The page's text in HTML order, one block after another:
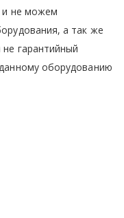
и не можем
а так же
гарантийный
оборудованию